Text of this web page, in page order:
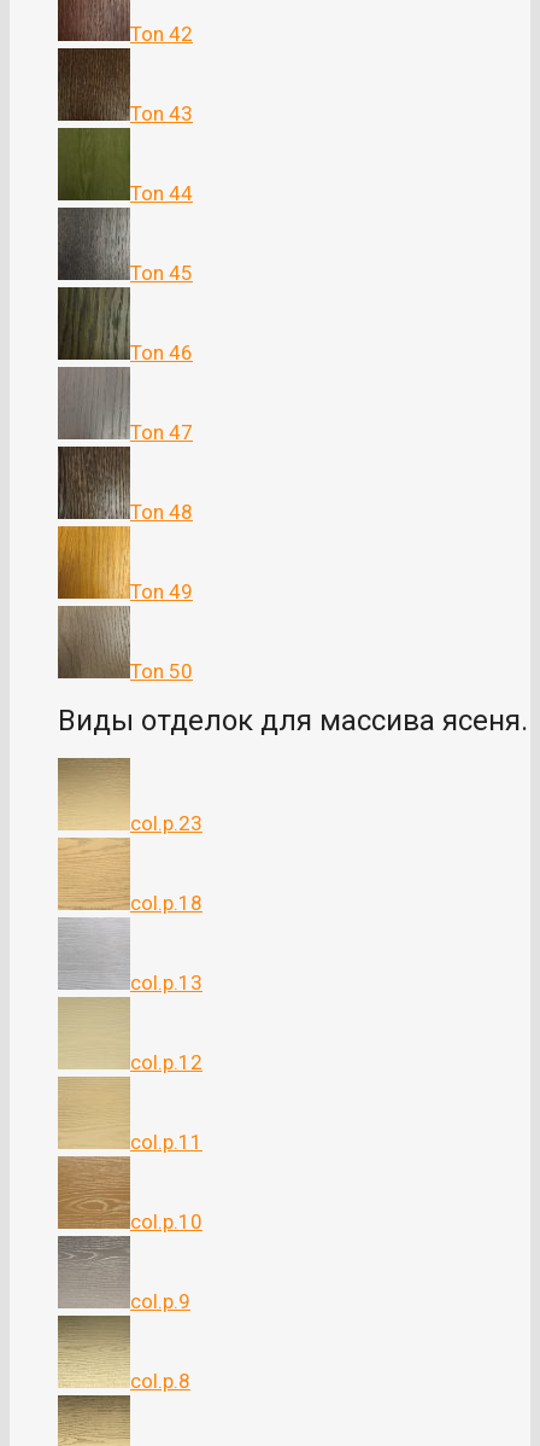
Ton 42
Ton 43
Ton 44
Ton 45
Ton 46
Ton 47
Ton 48
Ton 49
Ton 50
Виды отделок для массива ясеня.
col.p.23
col.p.18
col.p.13
col.p.12
col.p.11
col.p.10
col.p.9
col.p.8